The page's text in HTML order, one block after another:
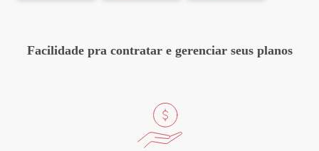
Facilidade pra contratar e gerenciar seus planos
Ao clicar em enviar, vamos salvar os dados que você inseriu e, caso não finalize o
processo de adesão, esses dados serão excluídos automaticamente em 90 dias.